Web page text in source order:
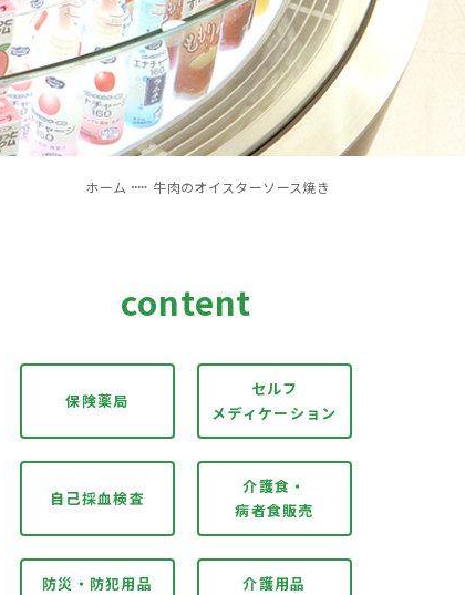
ホーム 牛肉のオイスターソース焼き
content
保険薬局
セルフ
メディケーション
自己採血検査
介護食・
病者食販売
防災・防犯用品 介護用品